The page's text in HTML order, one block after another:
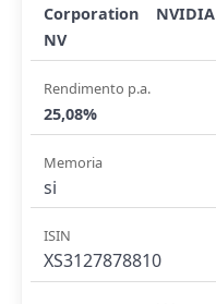
Corporation
NVIDIA
NV
Rendimento p.a.
25,08%
Memoria
si
ISIN
XS3127878810